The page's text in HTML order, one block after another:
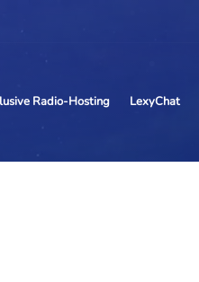
Radio-Hosting LexyChat